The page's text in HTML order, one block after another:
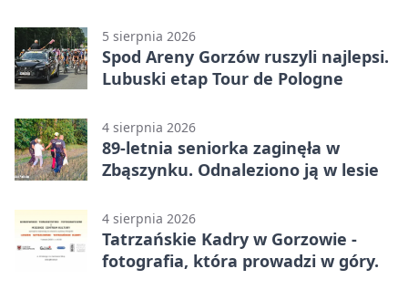
5 sierpnia 2026
Spod Areny Gorzów ruszyli najlepsi.
Lubuski etap Tour de Pologne
4 sierpnia 2026
89-letnia seniorka zaginęła w
Zbąszynku. Odnaleziono ją w lesie
4 sierpnia 2026
Tatrzańskie Kadry w Gorzowie -
fotografia, która prowadzi w góry.